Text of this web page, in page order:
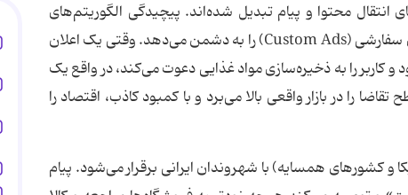
انتقال محتوا و پیام تبدیل شده‌اند. پیچیدگی الگوریتم‌های
نمایش تبلیغات و هدف‌ گذاری دقیق کاربران، امکان پخش پیام‌های سفارشی (Custom Ads) را به دشمن می‌دهد. وقتی یک اعلان
و کاربر را به ذخیره‌سازی مواد غذایی دعوت می‌کند، در واقع یک
را در بازار واقعی بالا می‌برد و با کمبود کاذب، اقتصاد را
و کشورهای همسایه) با شهروندان ایرانی برقرار می‌شود. پیام